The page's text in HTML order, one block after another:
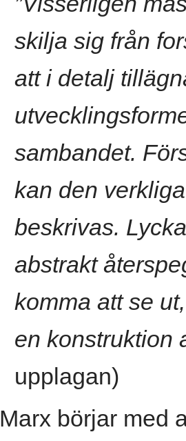
skilja sig från
att i detalj
sambandet.
kan den
beskrivas.
abstrakt
komma att se
en konstruktion
upplagan)
Marx börjar med